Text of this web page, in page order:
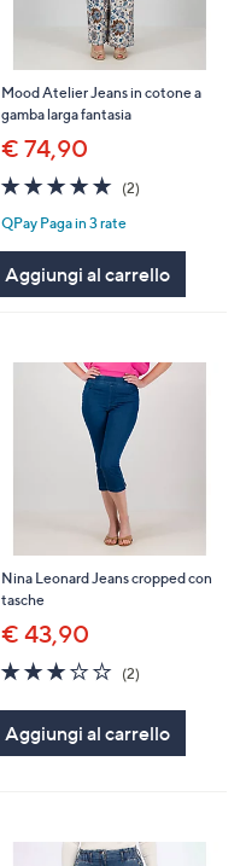
Mood Atelier Jeans in cotone a
gamba larga fantasia
€ 74,90
5.0
of
5
(2)2
QPay Paga in 3 rate
Aggiungi al carrello
Nina Leonard Jeans cropped con
tasche
€ 43,90
3.0
of
5
Stars
(2)2
Aggiungi al carrello